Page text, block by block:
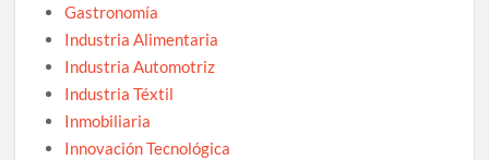
Gastronomía
Industria Alimentaria
Industria Automotriz
Industria Téxtil
Inmobiliaria
Innovación Tecnológica